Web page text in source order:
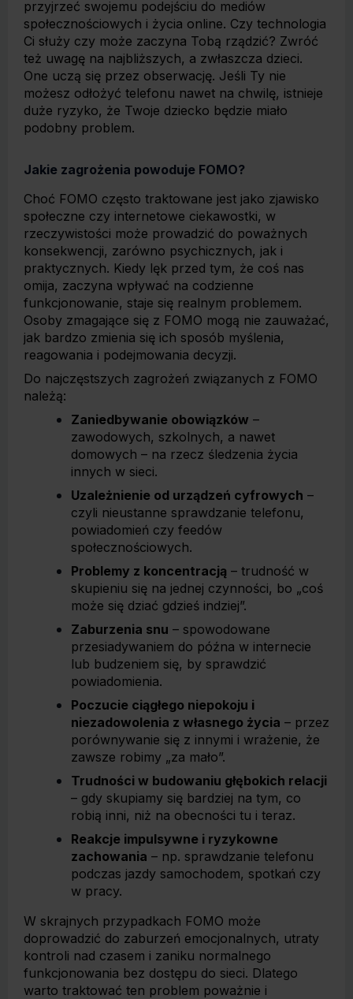
przyjrzeć swojemu podejściu do mediów
społecznościowych i życia online. Czy technologia
Ci służy czy może zaczyna Tobą rządzić? Zwróć
też uwagę na najbliższych, a zwłaszcza dzieci.
One uczą się przez obserwację. Jeśli Ty nie
możesz odłożyć telefonu nawet na chwilę, istnieje
duże ryzyko, że Twoje dziecko będzie miało
podobny problem.
Jakie zagrożenia powoduje FOMO?
Choć FOMO często traktowane jest jako zjawisko
społeczne czy internetowe ciekawostki, w
rzeczywistości może prowadzić do poważnych
konsekwencji, zarówno psychicznych, jak i
praktycznych. Kiedy lęk przed tym, że coś nas
omija, zaczyna wpływać na codzienne
funkcjonowanie, staje się realnym problemem.
Osoby zmagające się z FOMO mogą nie zauważać,
jak bardzo zmienia się ich sposób myślenia,
reagowania i podejmowania decyzji.
Do najczęstszych zagrożeń związanych z FOMO
należą:
Zaniedbywanie obowiązków –
zawodowych, szkolnych, a nawet
domowych – na rzecz śledzenia życia
innych w sieci.
Uzależnienie od urządzeń cyfrowych –
czyli nieustanne sprawdzanie telefonu,
powiadomień czy feedów
społecznościowych.
Problemy z koncentracją – trudność w
skupieniu się na jednej czynności, bo „coś
może się dziać gdzieś indziej”.
Zaburzenia snu – spowodowane
przesiadywaniem do późna w internecie
lub budzeniem się, by sprawdzić
powiadomienia.
Poczucie ciągłego niepokoju i
niezadowolenia z własnego życia – przez
porównywanie się z innymi i wrażenie, że
zawsze robimy „za mało”.
Trudności w budowaniu głębokich relacji
– gdy skupiamy się bardziej na tym, co
robią inni, niż na obecności tu i teraz.
Reakcje impulsywne i ryzykowne
zachowania – np. sprawdzanie telefonu
podczas jazdy samochodem, spotkań czy
w pracy.
W skrajnych przypadkach FOMO może
doprowadzić do zaburzeń emocjonalnych, utraty
kontroli nad czasem i zaniku normalnego
funkcjonowania bez dostępu do sieci. Dlatego
warto traktować ten problem poważnie i